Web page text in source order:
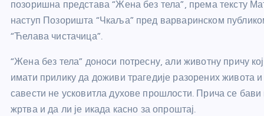
позоришна представа “Жена без тела”, према тексту
наступ Позоришта “Чкаља” пред варваринском
“Ћелава чистачица”.
“Жена без тела” доноси потресну, али животну причу
имати прилику да доживи трагедије разорених живота
савести не усковитла духове прошлости. Прича се
жртва и да ли је икада касно за опроштај.